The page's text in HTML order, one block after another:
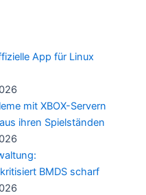
App für Linux
mit XBOX-Servern
ihren Spielständen
BMDS scharf